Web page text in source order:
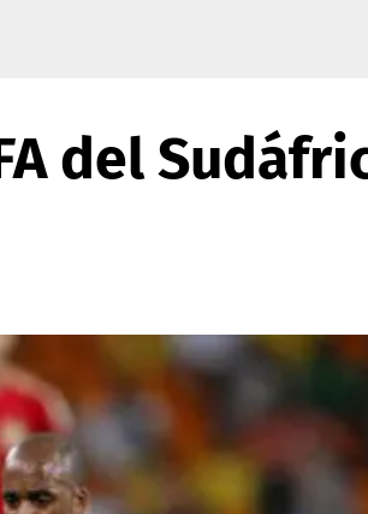
del